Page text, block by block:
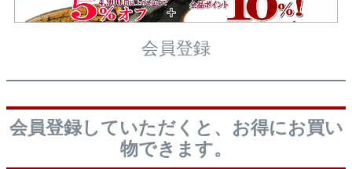
会員登録
会員登録していただくと、お得にお買い
物できます。